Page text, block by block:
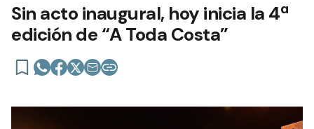
Sin acto inaugural, hoy inicia la 4ª
edición de “A Toda Costa”